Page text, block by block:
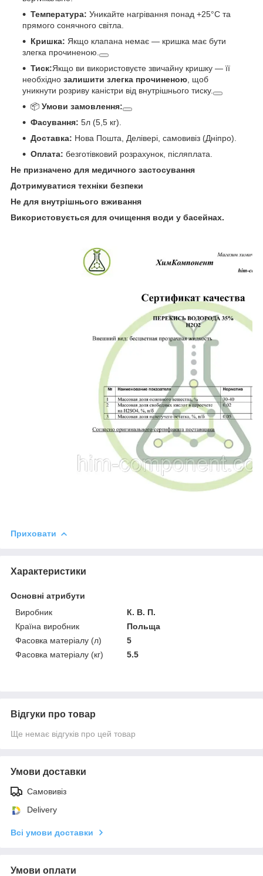
Температура: Уникайте нагрівання понад +25°C та
прямого сонячного світла.
Кришка: Якщо клапана немає — кришка має бути
злегка прочиненою.
Тиск:Якщо ви використовуєте звичайну кришку — її
необхідно залишити злегка прочиненою , щоб
уникнути розриву каністри від внутрішнього тиску.
📦 Умови замовлення:
Фасування: 5л (5,5 кг).
Доставка: Нова Пошта, Делівері, самовивіз (Дніпро).
Оплата: безготівковий розрахунок, післяплата.
Не призначено для медичного застосування
Дотримуватися техніки безпеки
Не для внутрішнього вживання
Використовується для очищення води у басейнах.
Приховати
Характеристики
Основні атрибути
Виробник
К. В. П.
Країна виробник
Польща
Фасовка матеріалу (л)
5
Фасовка матеріалу (кг)
5.5
Відгуки про товар
Ще немає відгуків про цей товар
Умови доставки
Самовивіз
Delivery
Всі умови доставки
Умови оплати